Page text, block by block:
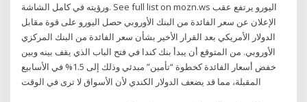
ورؤيته في كامل الشاشة. See full list on mozn.ws اليورو يرتفع عقب
الإعلان عن سعر الفائدة من البنك الأوروبي حصل اليورو على قوة مقابل
الدولار الأمريكي بعد القرار الأخير بشأن سعر الفائدة من البنك المركزي
الأوروبي. من المتوقع أن يبدأ بنك كندا في فتح الباب الذي يقف بينه وبين
خفض أسعار الفائدة كخطوة “تأمين” مبدئي وذلك إلى 1.5% في الأسابيع
المقبلة، مما قد يضعف الدولار الكندي لأن الأسواق لا ترى في الوقت